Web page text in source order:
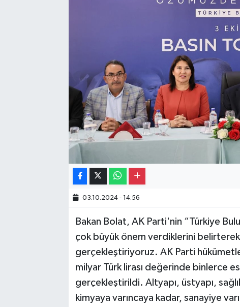
03.10.2024 - 14:56
Bakan Bolat, AK Parti'nin “Türkiye
çok büyük önem verdiklerini
gerçekleştiriyoruz. AK Parti
milyar Türk lirası değerinde binlerce
gerçekleştirildi. Altyapı, üstyapı,
kimyaya varıncaya kadar, sanayiye